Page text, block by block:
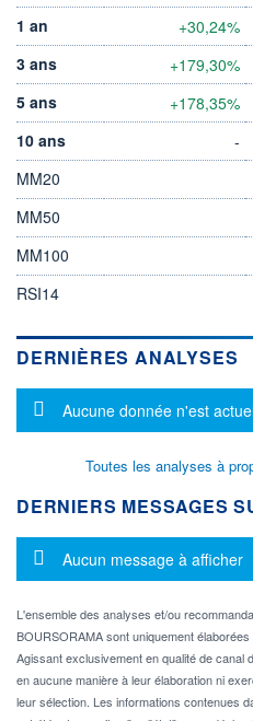
1 an
+30,24%
3 ans
+179,30%
5 ans
+178,35%
10 ans
-
MM20
MM50
MM100
RSI14
DERNIÈRES ANALYSES
Message d'information
Aucune donnée n'est
Toutes les analyses à
DERNIERS MESSAGES
Message d'information
Aucun message à afficher
L'ensemble des analyses et/ou
BOURSORAMA sont uniquement
Agissant exclusivement en qualité de canal
en aucune manière à leur élaboration ni
leur sélection. Les informations contenues